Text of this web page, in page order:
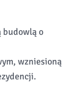
budowlą o
wzniesioną